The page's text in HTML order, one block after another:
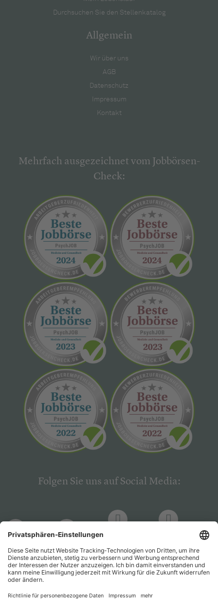
Durchsuchen Sie den Stellenkatalog
Allgemein
Wir über uns
AGB
Datenschutz
Impressum
Kontakt
Mehrfach ausgezeichnet vom Jobbörsen-
Check:
Folgen Sie uns auf Social Media:
PsychJOB PsychJOB
Hogrefe
Verlag
Hogrefe
Verlag